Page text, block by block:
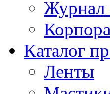
Журнал
Каталог
Ленты